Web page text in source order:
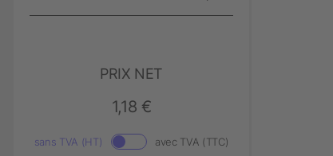
PRIX NET
1,18 €
sans TVA (HT) avec TVA (TTC)